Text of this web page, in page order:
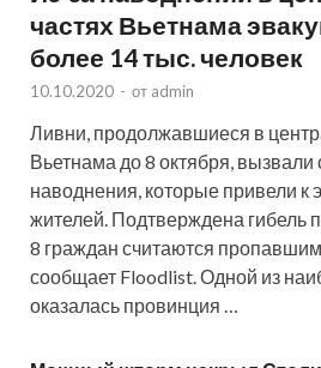
частях Вьетнама
более 14 тыс. человек
10.10.2020 - от admin
Ливни, продолжавшиеся в
Вьетнама до 8 октября,
наводнения, которые привели к
жителей. Подтверждена гибель
8 граждан считаются
сообщает Floodlist. Одной из
оказалась провинция …